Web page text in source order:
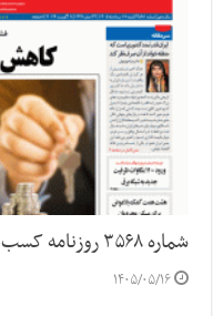
شماره ۳۵۶۸ روزنامه کسب و کار
۱۴۰۵/۰۵/۱۶